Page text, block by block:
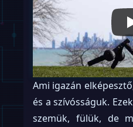
Ami igazán
és a szívósságuk.
szemük, fülük, de